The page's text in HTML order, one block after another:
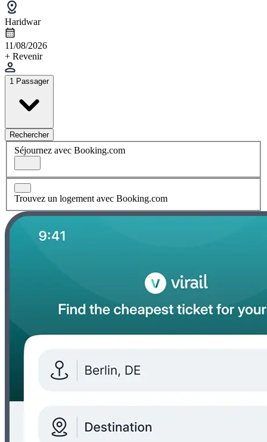
Haridwar
11/08/2026
+ Revenir
1 Passager
Rechercher
Séjournez avec Booking.com
Trouvez un logement avec Booking.com